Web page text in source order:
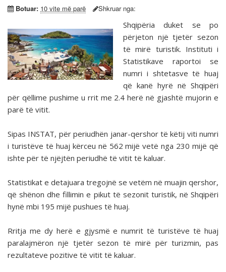
Botuar: 10 vite më parë Shkruar nga:
Shqipëria duket se po
përjeton një tjetër sezon
të mirë turistik. Instituti i
Statistikave raportoi se
numri i shtetasve të huaj
që kanë hyrë në Shqipëri
për qëllime pushime u rrit me 2.4 herë në gjashtë mujorin e
parë të vitit.
Sipas INSTAT, për periudhën janar-qershor të këtij viti numri
i turistëve të huaj kërceu në 562 mijë vetë nga 230 mijë që
ishte për të njëjtën periudhë të vitit të kaluar.
Statistikat e detajuara tregojnë se vetëm në muajin qershor,
që shënon dhe fillimin e pikut të sezonit turistik, në Shqipëri
hynë mbi 195 mijë pushues të huaj.
Rritja me dy herë e gjysmë e numrit të turistëve të huaj
paralajmëron një tjetër sezon të mirë për turizmin, pas
rezultateve pozitive të vitit të kaluar.